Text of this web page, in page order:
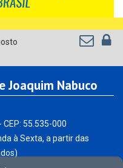
Joaquim Nabuco
CEP: 55.535-000
à Sexta, a partir das